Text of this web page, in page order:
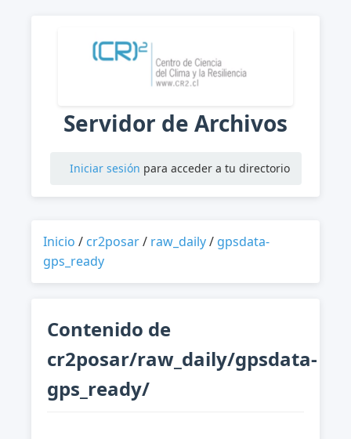
Servidor de Archivos
Iniciar sesión para acceder a tu directorio
Inicio / cr2posar/ raw_daily/ gpsdata-
gps_ready
Contenido de
cr2posar/raw_daily/gpsdata-
gps_ready/